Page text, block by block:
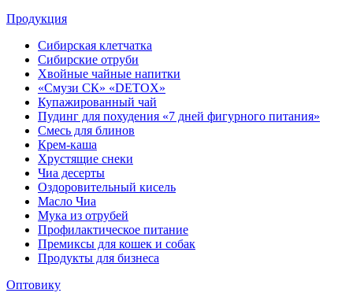
Продукция
Сибирская клетчатка
Сибирские отруби
Хвойные чайные напитки
«Смузи СК» «DETOX»
Купажированный чай
Пудинг для похудения «7 дней фигурного питания»
Смесь для блинов
Крем-каша
Хрустящие снеки
Чиа десерты
Оздоровительный кисель
Масло Чиа
Мука из отрубей
Профилактическое питание
Премиксы для кошек и собак
Продукты для бизнеса
Оптовику